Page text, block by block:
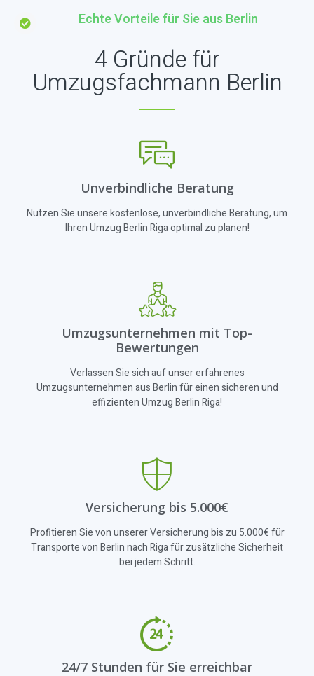
Echte Vorteile für Sie aus Berlin
4 Gründe für
Umzugsfachmann Berlin
Unverbindliche Beratung
Nutzen Sie unsere kostenlose, unverbindliche Beratung, um
Ihren Umzug Berlin Riga optimal zu planen!
Umzugsunternehmen mit Top-
Bewertungen
Verlassen Sie sich auf unser erfahrenes
Umzugsunternehmen aus Berlin für einen sicheren und
effizienten Umzug Berlin Riga!
Versicherung bis 5.000€
Profitieren Sie von unserer Versicherung bis zu 5.000€ für
Transporte von Berlin nach Riga für zusätzliche Sicherheit
bei jedem Schritt.
24/7 Stunden für Sie erreichbar